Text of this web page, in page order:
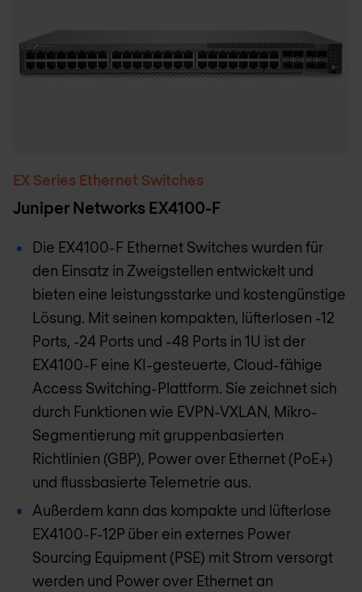
EX Series Ethernet Switches
Juniper Networks EX4100-F
Die EX4100-F Ethernet Switches wurden für
den Einsatz in Zweigstellen entwickelt und
bieten eine leistungsstarke und kostengünstige
Lösung. Mit seinen kompakten, lüfterlosen -12
Ports, -24 Ports und -48 Ports in 1U ist der
EX4100-F eine KI-gesteuerte, Cloud-fähige
Access Switching-Plattform. Sie zeichnet sich
durch Funktionen wie EVPN-VXLAN, Mikro-
Segmentierung mit gruppenbasierten
Richtlinien (GBP), Power over Ethernet (PoE+)
und flussbasierte Telemetrie aus.
Außerdem kann das kompakte und lüfterlose
EX4100-F-12P über ein externes Power
Sourcing Equipment (PSE) mit Strom versorgt
werden und Power over Ethernet an